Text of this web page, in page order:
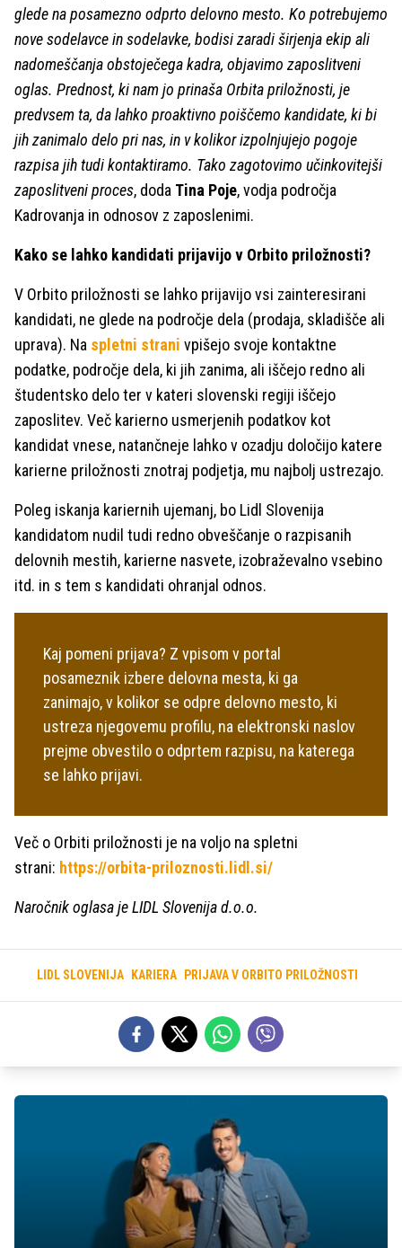
glede na posamezno odprto delovno mesto. Ko potrebujemo
nove sodelavce in sodelavke, bodisi zaradi širjenja ekip ali
nadomeščanja obstoječega kadra, objavimo zaposlitveni
oglas. Prednost, ki nam jo prinaša Orbita priložnosti, je
predvsem ta, da lahko proaktivno poiščemo kandidate, ki bi
jih zanimalo delo pri nas, in v kolikor izpolnjujejo pogoje
razpisa jih tudi kontaktiramo. Tako zagotovimo učinkovitejši
zaposlitveni proces, doda Tina Poje, vodja področja
Kadrovanja in odnosov z zaposlenimi.
Kako se lahko kandidati prijavijo v Orbito priložnosti?
V Orbito priložnosti se lahko prijavijo vsi zainteresirani
kandidati, ne glede na področje dela (prodaja, skladišče ali
uprava). Na spletni strani vpišejo svoje kontaktne
podatke, področje dela, ki jih zanima, ali iščejo redno ali
študentsko delo ter v kateri slovenski regiji iščejo
zaposlitev. Več karierno usmerjenih podatkov kot
kandidat vnese, natančneje lahko v ozadju določijo katere
karierne priložnosti znotraj podjetja, mu najbolj ustrezajo.
Poleg iskanja kariernih ujemanj, bo Lidl Slovenija
kandidatom nudil tudi redno obveščanje o razpisanih
delovnih mestih, karierne nasvete, izobraževalno vsebino
itd. in s tem s kandidati ohranjal odnos.
Kaj pomeni prijava? Z vpisom v portal
posameznik izbere delovna mesta, ki ga
zanimajo, v kolikor se odpre delovno mesto, ki
ustreza njegovemu profilu, na elektronski naslov
prejme obvestilo o odprtem razpisu, na katerega
se lahko prijavi.
Več o Orbiti priložnosti je na voljo na spletni
strani: https://orbita-priloznosti.lidl.si/
Naročnik oglasa je LIDL Slovenija d.o.o.
LIDL SLOVENIJA KARIERA PRIJAVA V ORBITO PRILOŽNOSTI